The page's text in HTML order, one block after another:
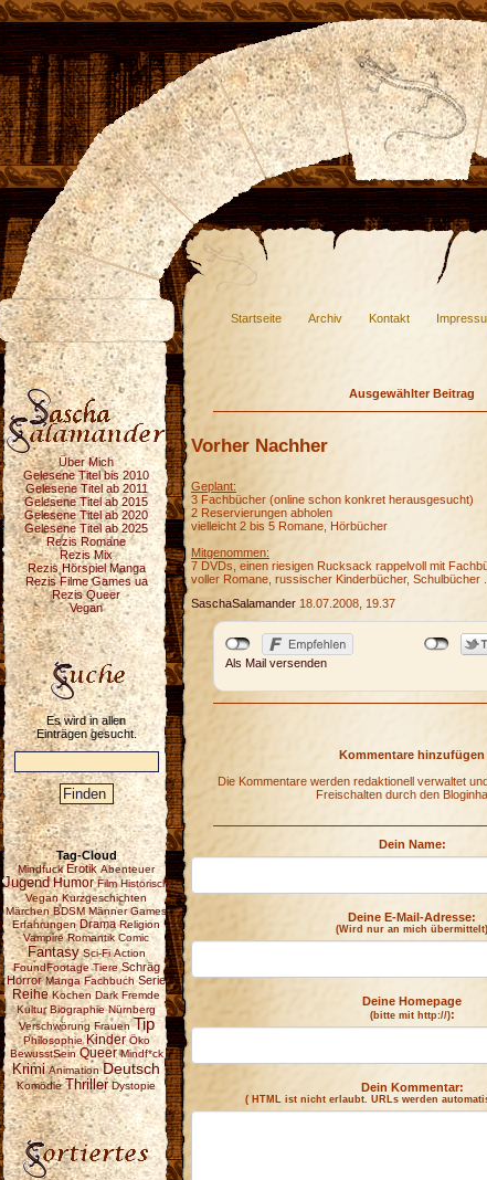
Startseite Archiv Kontakt
Über Mich
Gelesene Titel bis 2010
Gelesene Titel ab 2011
Gelesene Titel ab 2015
Gelesene Titel ab 2020
Gelesene Titel ab 2025
Rezis Romane
Rezis Mix
Rezis Hörspiel Manga
Rezis Filme Games ua
Rezis Queer
Vegan
Es wird in allen
Einträgen gesucht.
Tag-Cloud
Mindfuck Erotik Abenteuer
Jugend Humor Film Historisch
Vegan Kurzgeschichten
Märchen BDSM Männer Games
Erfahrungen Drama Religion
Vampire Romantik Comic
Fantasy Sci-Fi Action
FoundFootage Tiere Schräg
Horror Manga Fachbuch Serie
Reihe Kochen Dark Fremde
Kultur Biographie Nürnberg
Verschwörung Frauen Tip
Philosophie Kinder Öko
BewusstSein Queer Mindf*ck
Krimi Animation Deutsch
Komödie Thriller Dystopie
Ausgewählter Beitrag
Vorher Nachher
Geplant:
3 Fachbücher (online schon konkret herausgesucht)
2 Reservierungen abholen
vielleicht 2 bis 5 Romane, Hörbücher
Mitgenommen:
7 DVDs, einen riesigen Rucksack rappelvoll mit
voller Romane, russischer Kinderbücher, Schulbücher ...
SaschaSalamander 18.07.2008, 19.37
Als Mail versenden
Kommentare hinzufügen
Die Kommentare werden redaktionell verwaltet
Freischalten durch den
Dein Name:
Deine E-Mail-Adresse:
(Wird nur an mich übermittelt)
Deine Homepage
(bitte mit http://):
Dein Kommentar:
( HTML ist nicht erlaubt. URLs werden